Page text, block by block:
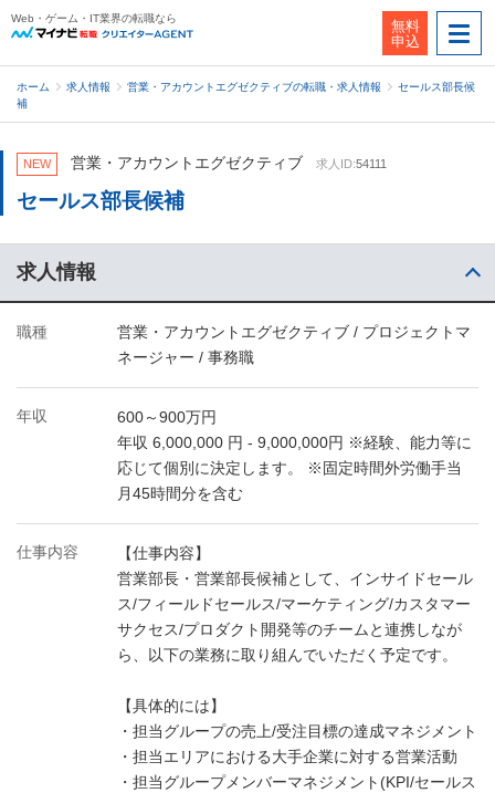
Web・ゲーム・IT業界の転職なら
無料
申込
ホーム 求人情報 営業・アカウントエグゼクティブの転職・求人情報
セールス部長候
補
NEW 営業・アカウントエグゼクティブ 求人ID:54111
セールス部長候補
求人情報
職種
営業・アカウントエグゼクティブ / プロジェクトマ
ネージャー / 事務職
年収
600～900万円
年収 6,000,000 円 - 9,000,000円 ※経験、能力等に
応じて個別に決定します。 ※固定時間外労働手当
月45時間分を含む
仕事内容
【仕事内容】
営業部長・営業部長候補として、インサイドセール
ス/フィールドセールス/マーケティング/カスタマー
サクセス/プロダクト開発等のチームと連携しなが
ら、以下の業務に取り組んでいただく予定です。
【具体的には】
・担当グループの売上/受注目標の達成マネジメント
・担当エリアにおける大手企業に対する営業活動
・担当グループメンバーマネジメント(KPI/セールス